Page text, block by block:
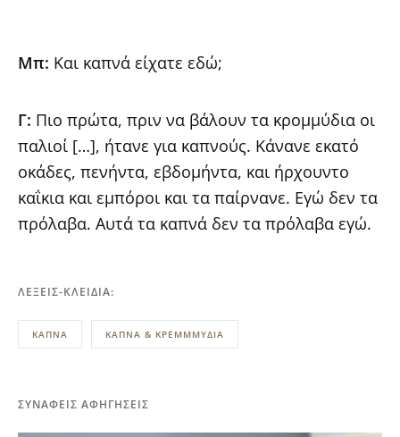
Μπ: Και καπνά είχατε εδώ;
Γ: Πιο πρώτα, πριν να βάλουν τα κρομμύδια οι
παλιοί […], ήτανε για καπνούς. Κάνανε εκατό
οκάδες, πενήντα, εβδομήντα, και ήρχουντο
καΐκια και εμπόροι και τα παίρνανε. Εγώ δεν τα
πρόλαβα. Αυτά τα καπνά δεν τα πρόλαβα εγώ.
ΛΈΞΕΙΣ-ΚΛΕΙΔΙΆ:
ΚΑΠΝΑ ΚΑΠΝΑ & ΚΡΕΜΜΜΥΔΙΑ
ΣΥΝΑΦΕΊΣ ΑΦΗΓΉΣΕΙΣ